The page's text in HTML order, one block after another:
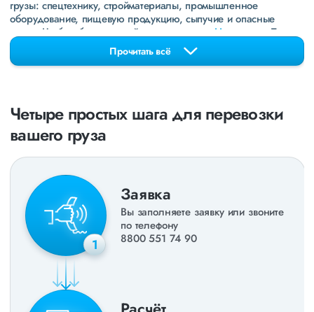
грузы: спецтехнику, стройматериалы, промышленное
оборудование, пищевую продукцию, сыпучие и опасные
грузы. Чтобы убедиться зайдите в раздел
«Наш опыт»
. Там
свежие примеры перевозок, которые обновляются несколько
раз в неделю. Также недавно мы запустили новые
направления вДНРиЛНР. Предоставляем все стандартные
экспедирование. За каждым клиентом закреплен менеджер,
который сообщит о текущем статусе вашего груза. Чтобы
получить коммерческое предложение заполните форму на
РФ).
Прочитать всё
Четыре простых шага для перевозки
вашего груза
1
Заявка
Вы заполняете заявку или звоните
по телефону
8800 551 74 90